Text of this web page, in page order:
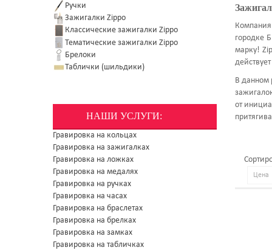
Ручки
Зажигалки Zippo
Классические зажигалки Zippo
Тематические зажигалки Zippo
Брелоки
Таблички (шильдики)
НАШИ УСЛУГИ:
Гравировка на кольцах
Гравировка на зажигалках
Гравировка на ложках
Гравировка на медалях
Гравировка на ручках
Гравировка на часах
Гравировка на браслетах
Гравировка на брелках
Гравировка на замках
Гравировка на табличках
городке
марку!
В данном
от